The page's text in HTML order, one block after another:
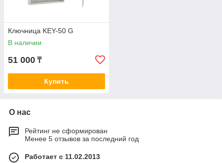
Ключница KEY-50 G
В наличии
51 000 ₸
Купить
О нас
Рейтинг не сформирован
Менее 5 отзывов за последний год
Работает с 11.02.2013